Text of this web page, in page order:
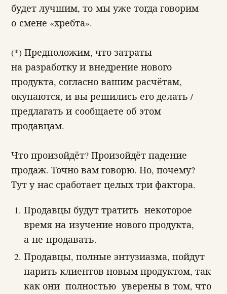
будет лучшим, то мы уже тогда говорим
о смене «хребта».
(*) Предположим, что затраты
на разработку и внедрение нового
продукта, согласно вашим расчётам,
окупаются, и вы решились его делать /
предлагать и сообщаете об этом
продавцам.
Что произойдёт? Произойдёт падение
продаж. Точно вам говорю. Но, почему?
Тут у нас сработает целых три фактора.
Продавцы будут тратить некоторое
время на изучение нового продукта,
а не продавать.
Продавцы, полные энтузиазма, пойдут
парить клиентов новым продуктом, так
как они полностью уверены в том, что